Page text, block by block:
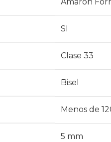
SI
Clase 33
Bisel
Menos de
5 mm